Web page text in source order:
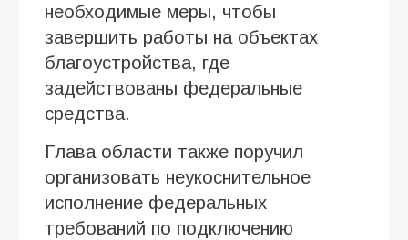
необходимые меры, чтобы
завершить работы на объектах
благоустройства, где
задействованы федеральные
средства.
Глава области также поручил
организовать неукоснительное
исполнение федеральных
требований по подключению